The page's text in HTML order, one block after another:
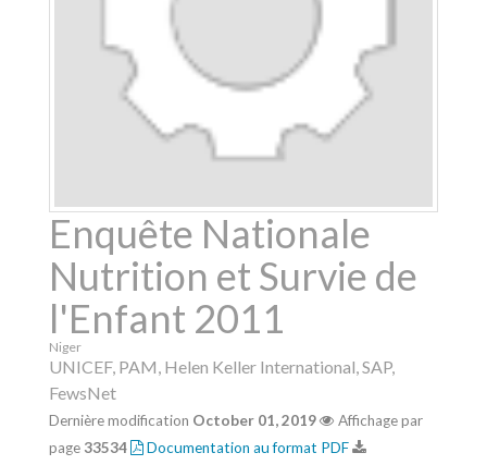
Enquête Nationale
Nutrition et Survie de
l'Enfant 2011
Niger
UNICEF, PAM, Helen Keller International, SAP,
FewsNet
Dernière modification October 01, 2019
Affichage par
page 33534
Documentation au format PDF